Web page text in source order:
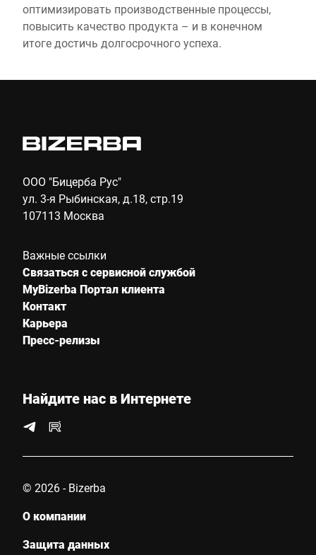
оптимизировать производственные процессы,
повысить качество продукта – и в конечном
итоге достичь долгосрочного успеха.
ООО "Бицерба Рус"
ул. 3-я Рыбинская, д.18, стр.19
107113 Москва
Важные ссылки
Связаться с сервисной службой
MyBizerba Портал клиента
Контакт
Карьера
Пресс-релизы
Найдите нас в Интернете
© 2026 - Bizerba
О компании
Защита данных